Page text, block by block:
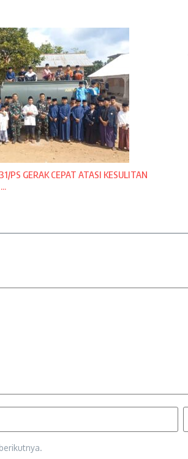
PS GERAK CEPAT ATASI KESULITAN